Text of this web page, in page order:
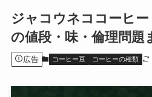
ジャコウネココーヒー
の値段・味・倫理問題
広告 コーヒー豆 コーヒーの種類